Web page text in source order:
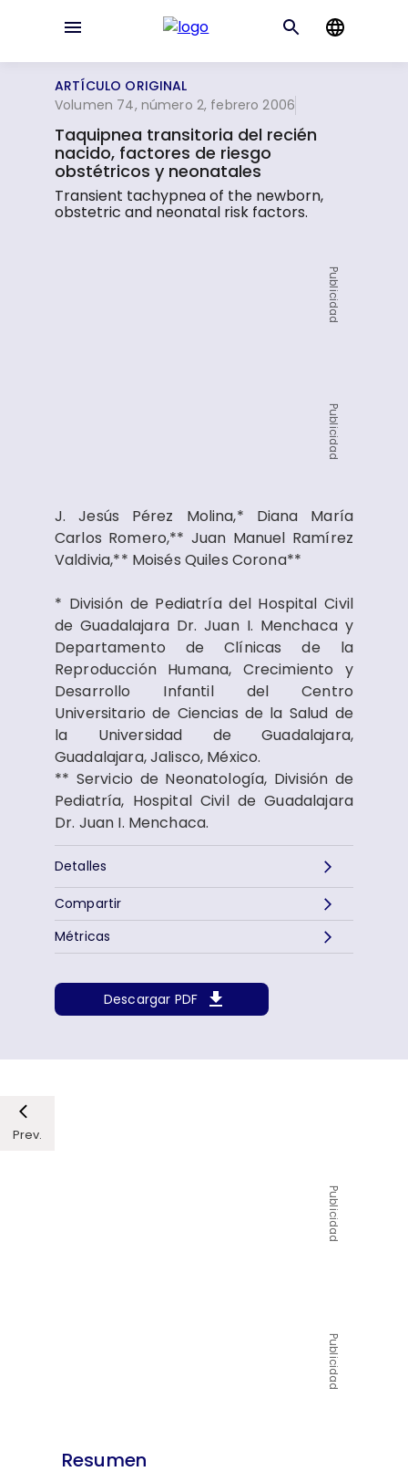
ARTÍCULO ORIGINAL
Volumen 74, número 2, febrero 2006
Taquipnea transitoria del recién
nacido, factores de riesgo
obstétricos y neonatales
Transient tachypnea of the newborn,
obstetric and neonatal risk factors.
Publicidad
Publicidad
J. Jesús Pérez Molina,* Diana María
Carlos Romero,** Juan Manuel Ramírez
Valdivia,** Moisés Quiles Corona**
* División de Pediatría del Hospital Civil
de Guadalajara Dr. Juan I. Menchaca y
Departamento de Clínicas de la
Reproducción Humana, Crecimiento y
Desarrollo Infantil del Centro
Universitario de Ciencias de la Salud de
la Universidad de Guadalajara,
Guadalajara, Jalisco, México.
** Servicio de Neonatología, División de
Pediatría, Hospital Civil de Guadalajara
Dr. Juan I. Menchaca.
Detalles
Descargar PDF
Métricas
Compartir
Prev.
Publicidad
Publicidad
Resumen